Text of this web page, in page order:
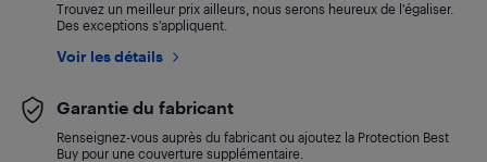
Trouvez un meilleur prix ailleurs, nous serons heureux de l’égaliser.
Des exceptions s’appliquent.
Voir les détails
Garantie du fabricant
Renseignez-vous auprès du fabricant ou ajoutez la Protection Best
Buy pour une couverture supplémentaire.